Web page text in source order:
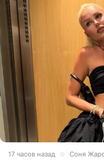
17 часов назад Соня